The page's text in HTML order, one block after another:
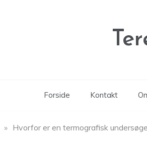
Forside Kontakt
» Hvorfor er en termografisk